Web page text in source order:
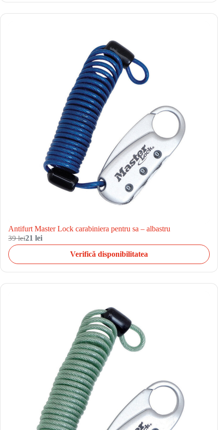
Antifurt Master Lock carabiniera pentru sa – albastru
39 lei21 lei
Verifică disponibilitatea